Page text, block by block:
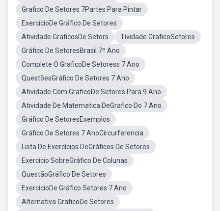
Grafico De Setores 7Partes Para Pintar
ExercícioDe Gráfico De Setores
Atividade GraficosDe Setors
Tividade GraficoSetores
Gráfico De SetoresBrasil 7º Ano
Complete O GraficoDe Setoress 7 Ano
QuestõesGráfico De Setores 7 Ano
Atividade Com GraficoDe Setores Para 9 Ano
Atividade De Matematica DeGrafico Do 7 Ano
Gráfico De SetoresExemplos
Gráfico De Setores 7 AnoCircurferencia
Lista De Exercícios DeGráficos De Setores
Exercício SobreGráfico De Colunas
QuestãoGráfico De Setores
ExercicioDe Gráfico Setores 7 Ano
Alternativa GraficoDe Setores